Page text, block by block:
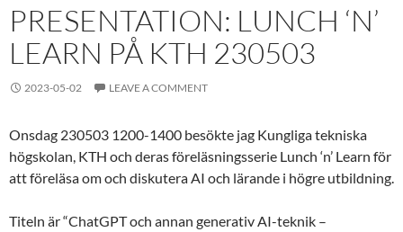
PRESENTATION: LUNCH ‘N’
LEARN PÅ KTH 230503
2023-05-02 LEAVE A COMMENT
Onsdag 230503 1200-1400 besökte jag Kungliga tekniska
högskolan, KTH och deras föreläsningsserie Lunch ‘n’ Learn för
att föreläsa om och diskutera AI och lärande i högre utbildning.
Titeln är “ChatGPT och annan generativ AI-teknik –